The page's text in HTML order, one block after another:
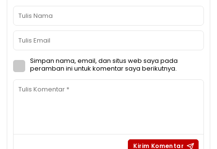
Simpan nama, email, dan situs web saya pada
peramban ini untuk komentar saya berikutnya.